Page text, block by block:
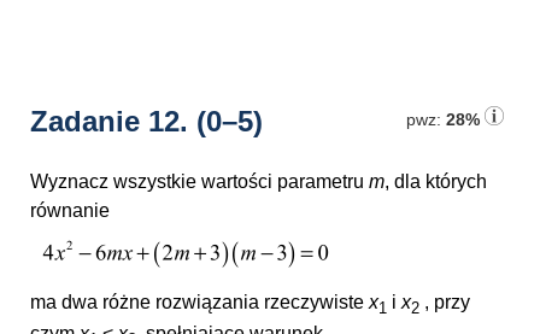
pwz: 28%
Zadanie 12. (0–5)
Wyznacz wszystkie wartości parametru m, dla których
równanie
ma dwa różne rozwiązania rzeczywiste x1 i x2 , przy